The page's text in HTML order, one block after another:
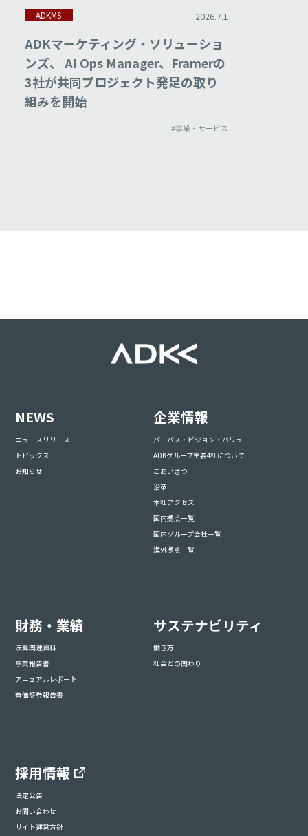
ADKMS 2026.7.1
ADKマーケティング・ソリューショ
ンズ、 AI Ops Manager、Framerの
3社が共同プロジェクト発足の取り
組みを開始
#事業・サービス
NEWS
ニュースリリース
トピックス
お知らせ
企業情報
パーパス・ビジョン・バリュー
ADKグループ主要4社について
ごあいさつ
沿革
本社アクセス
国内拠点一覧
国内グループ会社一覧
海外拠点一覧
財務・業績
決算関連資料
事業報告書
アニュアルレポート
有価証券報告書
サステナビリティ
働き方
社会との関わり
採用情報
法定公告
お問い合わせ
サイト運営方針